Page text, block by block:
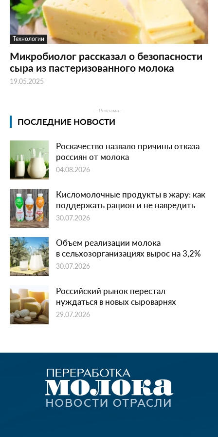
Технологии
Микробиолог рассказал о безопасности
сыра из пастеризованного молока
19.05.2025
- Реклама -
ПОСЛЕДНИЕ НОВОСТИ
Роскачество назвало причины отказа
россиян от молока
04.08.2026
Кисломолочные продукты в жару: как
поддержать рацион и не навредить
30.07.2026
Объем реализации молока
в сельхозорганизациях вырос на 3,2%
30.07.2026
Российский рынок перестал
нуждаться в новых сыроварнях
29.07.2026